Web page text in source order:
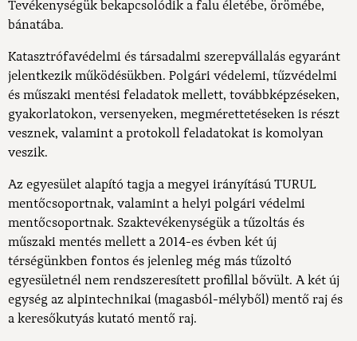
Tevékenységük bekapcsolódik a falu életébe, örömébe,
bánatába.
Katasztrófavédelmi és társadalmi szerepvállalás egyaránt
jelentkezik működésükben. Polgári védelemi, tűzvédelmi
és műszaki mentési feladatok mellett, továbbképzéseken,
gyakorlatokon, versenyeken, megmérettetéseken is részt
vesznek, valamint a protokoll feladatokat is komolyan
veszik.
Az egyesület alapító tagja a megyei irányítású TURUL
mentőcsoportnak, valamint a helyi polgári védelmi
mentőcsoportnak. Szaktevékenységük a tűzoltás és
műszaki mentés mellett a 2014-es évben két új
térségünkben fontos és jelenleg még más tűzoltó
egyesületnél nem rendszeresített profillal bővült. A két új
egység az alpintechnikai (magasból-mélyből) mentő raj és
a keresőkutyás kutató mentő raj.